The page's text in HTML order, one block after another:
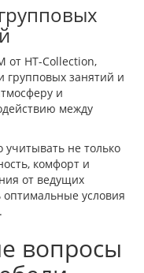
от HT-Collection,
групповых занятий и
и
между
не только
комфорт и
от ведущих
оптимальные условия
вопросы